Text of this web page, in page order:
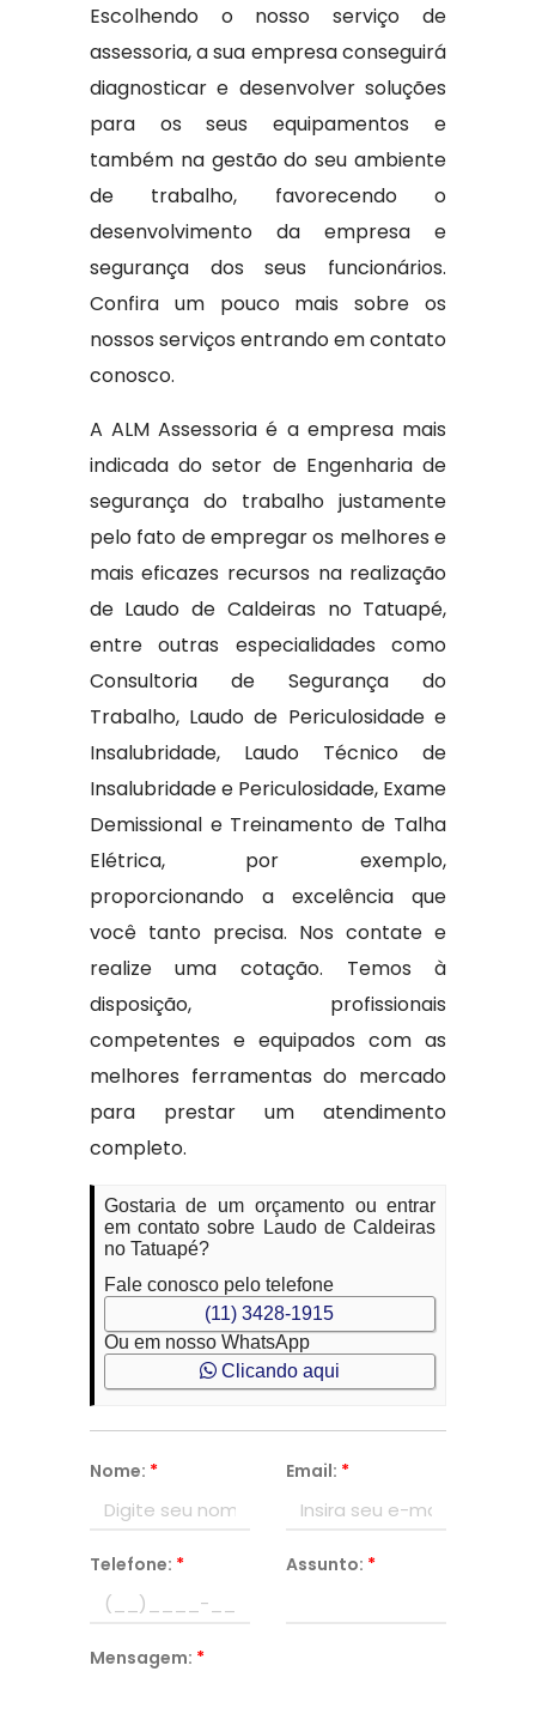
Escolhendo o nosso serviço de
assessoria, a sua empresa conseguirá
diagnosticar e desenvolver soluções
para os seus equipamentos e
também na gestão do seu ambiente
de trabalho, favorecendo o
desenvolvimento da empresa e
segurança dos seus funcionários.
Confira um pouco mais sobre os
nossos serviços entrando em contato
conosco.
A ALM Assessoria é a empresa mais
indicada do setor de Engenharia de
segurança do trabalho justamente
pelo fato de empregar os melhores e
mais eficazes recursos na realização
de Laudo de Caldeiras no Tatuapé,
entre outras especialidades como
Consultoria de Segurança do
Trabalho, Laudo de Periculosidade e
Insalubridade, Laudo Técnico de
Insalubridade e Periculosidade, Exame
Demissional e Treinamento de Talha
Elétrica, por exemplo,
proporcionando a excelência que
você tanto precisa. Nos contate e
realize uma cotação. Temos à
disposição, profissionais
competentes e equipados com as
melhores ferramentas do mercado
para prestar um atendimento
completo.
Gostaria de um orçamento ou entrar
em contato sobre Laudo de Caldeiras
no Tatuapé?
Fale conosco pelo telefone
(11) 3428-1915
Ou em nosso WhatsApp
Clicando aqui
Nome: * Email: *
Telefone: * Assunto: *
Mensagem: *